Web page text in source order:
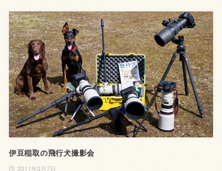
伊豆稲取の飛行犬撮影会
2011年3月7日